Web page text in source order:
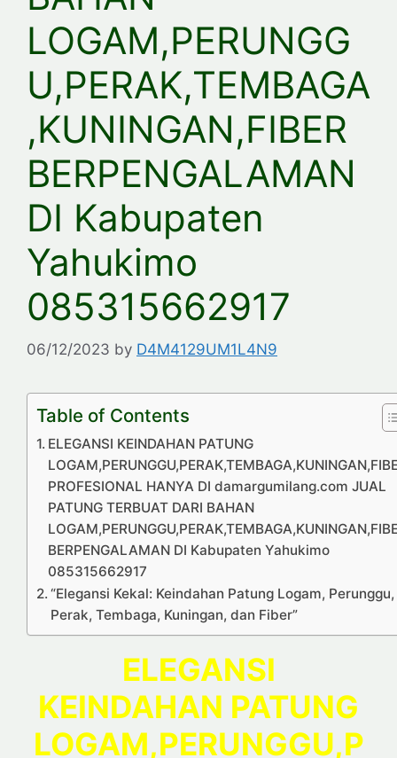
LOGAM,PERUNGG
U,PERAK,TEMBAGA
,KUNINGAN,FIBER
BERPENGALAMAN
DI Kabupaten
Yahukimo
085315662917
06/12/2023 by D4M4129UM1L4N9
Table of Contents
ELEGANSI KEINDAHAN PATUNG
PROFESIONAL HANYA DI damargumilang.com JUAL
PATUNG TERBUAT DARI BAHAN
BERPENGALAMAN DI Kabupaten Yahukimo
085315662917
“Elegansi Kekal: Keindahan Patung Logam, Perunggu,
Perak, Tembaga, Kuningan, dan Fiber”
ELEGANSI
KEINDAHAN PATUNG
LOGAM,PERUNGGU,P